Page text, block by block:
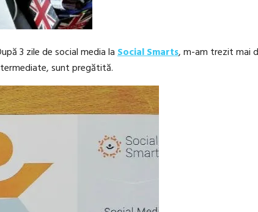
3 zile de social media laSocial Smarts, m-am trezit mai
sunt pregătită.